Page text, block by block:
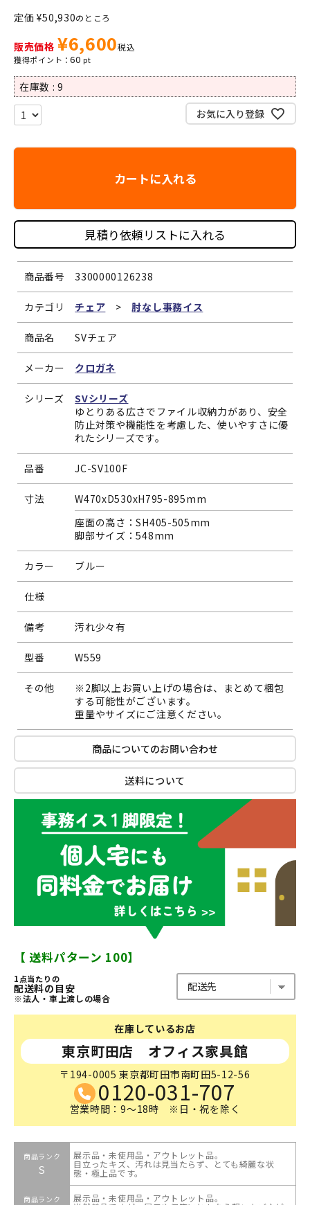
定価 ¥50,930のところ
販売価格 ¥6,600税込
60
在庫数
9
お気に入り登録
カートに入れる
見積り依頼リストに入れる
商品番号 3300000126238
カテゴリ チェア > 肘なし事務イス
商品名 SVチェア
メーカー クロガネ
シリーズ
SVシリーズ
ゆとりある広さでファイル収納力があり、安全
防止対策や機能性を考慮した、使いやすさに優
れたシリーズです。
品番 JC-SV100F
寸法
W470xD530xH795-895mm
座面の高さ：SH405-505mm
脚部サイズ：548mm
カラー ブルー
仕様
備考 汚れ少々有
型番 W559
その他
※2脚以上お買い上げの場合は、まとめて梱包
する可能性がございます。
重量やサイズにご注意ください。
商品についてのお問い合わせ
送料について
【 送料パターン 100】
1点当たりの
配送料の目安
※法人・車上渡しの場合
在庫しているお店
東京町田店 オフィス家具館
〒194-0005 東京都町田市南町田5-12-56
0120-031-707
営業時間：9～18時 ※日・祝を除く
商品ランク
S
展示品・未使用品・アウトレット品。
目立ったキズ、汚れは見当たらず、とても綺麗な状
態・極上品です。
商品ランク 展示品・未使用品・アウトレット品。